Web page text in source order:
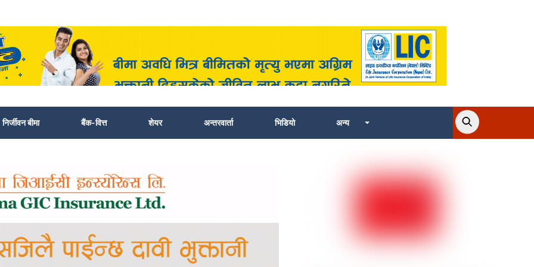
निर्जीवन बीमा बैंक-वित्त शेयर अन्तरवार्ता भिडियो अन्य